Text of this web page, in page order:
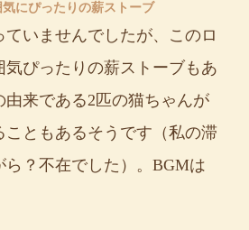
にぴったりの薪ストーブ
ていませんでしたが、このロ
気ぴったりの薪ストーブもあ
由来である2匹の猫ちゃんが
こともあるそうです（私の滞
ら？不在でした）。BGMは